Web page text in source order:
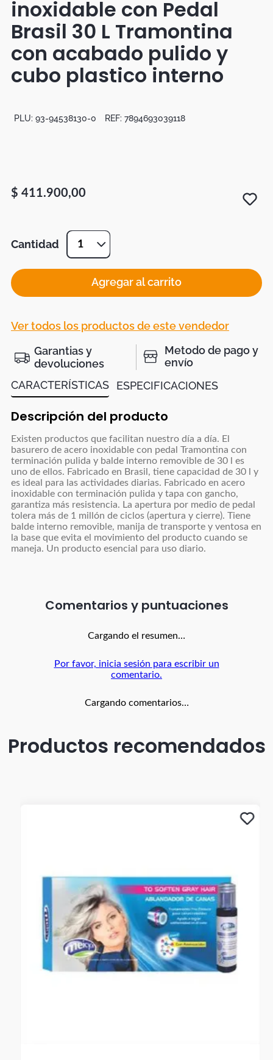
inoxidable con Pedal
Brasil 30 L Tramontina
con acabado pulido y
cubo plastico interno
PLU: 93-94538130-0 REF: 7894693039118
$ 411.900,00
Cantidad 1
Agregar al carrito
Ver todos los productos de este vendedor
Garantias y
devoluciones
Metodo de pago y
envío
CARACTERÍSTICAS
ESPECIFICACIONES
Descripción del producto
Existen productos que facilitan nuestro día a día. El
basurero de acero inoxidable con pedal Tramontina con
terminación pulida y balde interno removible de 30 l es
uno de ellos. Fabricado en Brasil, tiene capacidad de 30 l y
es ideal para las actividades diarias. Fabricado en acero
inoxidable con terminación pulida y tapa con gancho,
garantiza más resistencia. La apertura por medio de pedal
tolera más de 1 millón de ciclos (apertura y cierre). Tiene
balde interno removible, manija de transporte y ventosa en
la base que evita el movimiento del producto cuando se
maneja. Un producto esencial para uso diario.
Comentarios
Cargando el resumen…
Por favor, inicia sesión para escribir un
comentario.
Cargando comentarios…
Productos recomendados
Dko